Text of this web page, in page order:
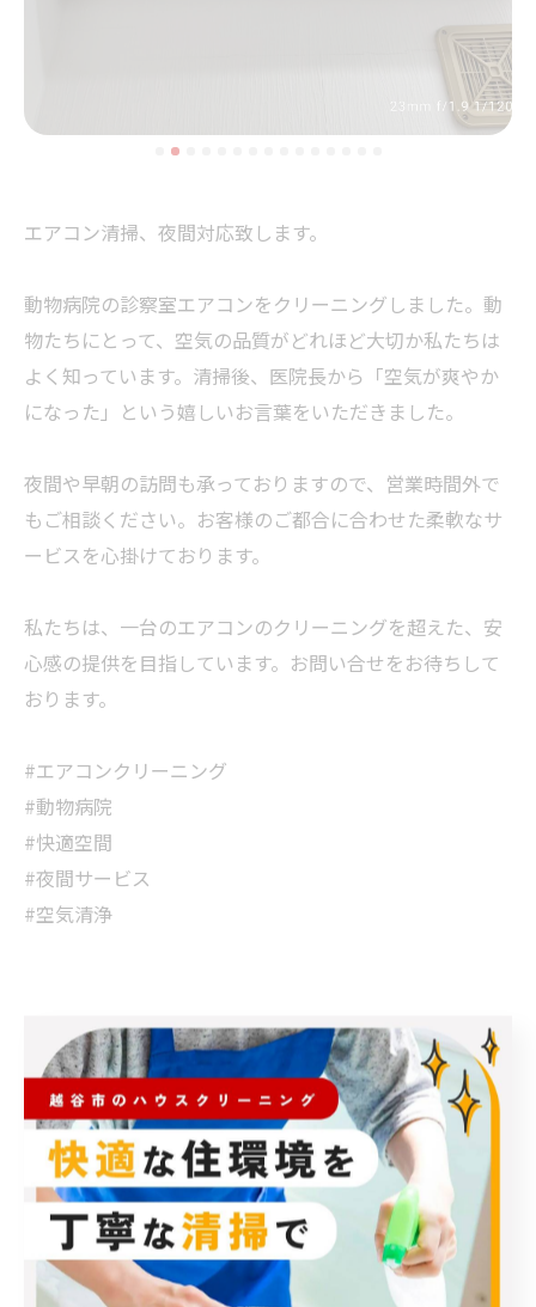
エアコン清掃、夜間対応致します。
動物病院の診察室エアコンをクリーニングしました。動
物たちにとって、空気の品質がどれほど大切か私たちは
よく知っています。清掃後、医院長から「空気が爽やか
になった」という嬉しいお言葉をいただきました。
夜間や早朝の訪問も承っておりますので、営業時間外で
もご相談ください。お客様のご都合に合わせた柔軟なサ
ービスを心掛けております。
私たちは、一台のエアコンのクリーニングを超えた、安
心感の提供を目指しています。お問い合せをお待ちして
おります。
#エアコンクリーニング
#動物病院
#快適空間
#夜間サービス
#空気清浄
< 前のページ 一覧に戻る 次のページ >
カテゴリー Categories
全てのカテゴリー